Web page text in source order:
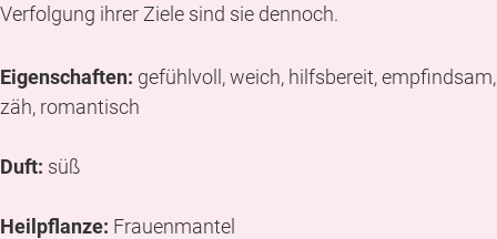
Verfolgung ihrer Ziele sind sie dennoch.
Eigenschaften: gefühlvoll, weich, hilfsbereit, empfindsam,
zäh, romantisch
Duft: süß
Heilpflanze: Frauenmantel